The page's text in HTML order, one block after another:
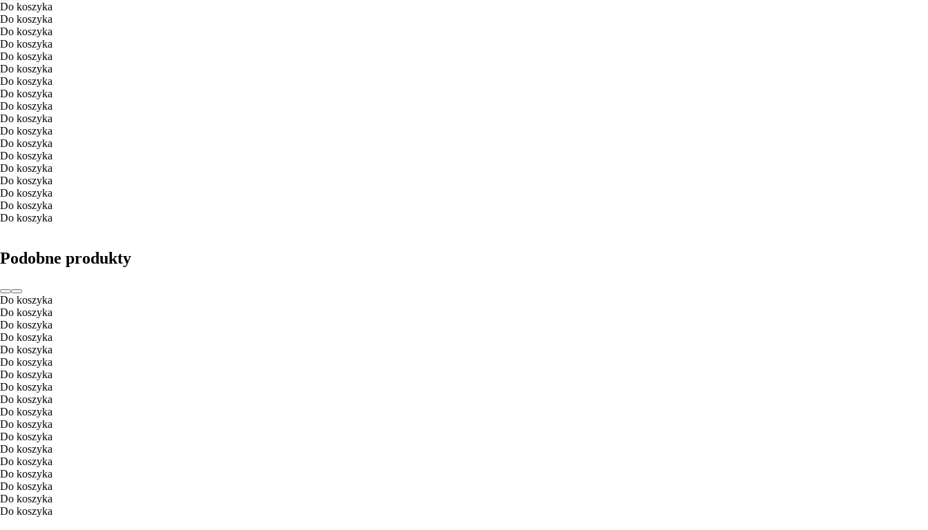
Do koszyka
Do koszyka
Do koszyka
Do koszyka
Do koszyka
Do koszyka
Do koszyka
Do koszyka
Do koszyka
Do koszyka
Do koszyka
Do koszyka
Do koszyka
Do koszyka
Do koszyka
Do koszyka
Do koszyka
Do koszyka
Podobne produkty
Do koszyka
Do koszyka
Do koszyka
Do koszyka
Do koszyka
Do koszyka
Do koszyka
Do koszyka
Do koszyka
Do koszyka
Do koszyka
Do koszyka
Do koszyka
Do koszyka
Do koszyka
Do koszyka
Do koszyka
Do koszyka